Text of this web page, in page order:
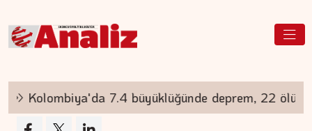
Kolombiya'da 7.4 büyüklüğünde deprem, 22 ölü